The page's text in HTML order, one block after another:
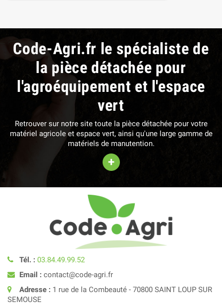
Code-Agri.fr le spécialiste de
la pièce détachée pour
l'agroéquipement et l'espace
vert
Retrouver sur notre site toute la pièce détachée pour votre
matériel agricole et espace vert, ainsi qu'une large gamme de
matériels de manutention.
+
Tél. : 03.84.49.99.52
Email : contact@code-agri.fr
Adresse : 1 rue de la Combeauté - 70800 SAINT LOUP SUR
SEMOUSE